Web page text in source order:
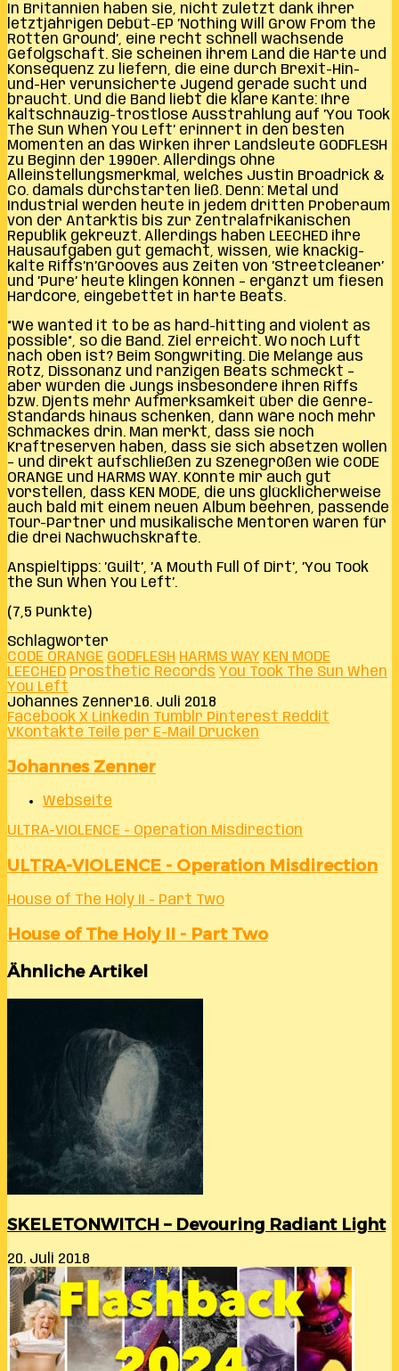
In Britannien haben sie, nicht zuletzt dank ihrer
letztjährigen Debüt-EP ’Nothing Will Grow From the
Rotten Ground’, eine recht schnell wachsende
Gefolgschaft. Sie scheinen ihrem Land die Härte und
Konsequenz zu liefern, die eine durch Brexit-Hin-
und-Her verunsicherte Jugend gerade sucht und
braucht. Und die Band liebt die klare Kante: Ihre
kaltschnäuzig-trostlose Ausstrahlung auf ’You Took
The Sun When You Left’ erinnert in den besten
Momenten an das Wirken ihrer Landsleute GODFLESH
zu Beginn der 1990er. Allerdings ohne
Alleinstellungsmerkmal, welches Justin Broadrick &
Co. damals durchstarten ließ. Denn: Metal und
Industrial werden heute in jedem dritten Proberaum
von der Antarktis bis zur Zentralafrikanischen
Republik gekreuzt. Allerdings haben LEECHED ihre
Hausaufgaben gut gemacht, wissen, wie knackig-
kalte Riffs’n’Grooves aus Zeiten von ’Streetcleaner’
und ’Pure’ heute klingen können – ergänzt um fiesen
Hardcore, eingebettet in harte Beats.
“We wanted it to be as hard-hitting and violent as
possible“, so die Band. Ziel erreicht. Wo noch Luft
nach oben ist? Beim Songwriting. Die Melange aus
Rotz, Dissonanz und ranzigen Beats schmeckt –
aber würden die Jungs insbesondere ihren Riffs
bzw. Djents mehr Aufmerksamkeit über die Genre-
Standards hinaus schenken, dann wäre noch mehr
Schmackes drin. Man merkt, dass sie noch
Kraftreserven haben, dass sie sich absetzen wollen
– und direkt aufschließen zu Szenegrößen wie CODE
ORANGE und HARMS WAY. Könnte mir auch gut
vorstellen, dass KEN MODE, die uns glücklicherweise
auch bald mit einem neuen Album beehren, passende
Tour-Partner und musikalische Mentoren wären für
die drei Nachwuchskräfte.
Anspieltipps: ’Guilt’, ’A Mouth Full Of Dirt’, ’You Took
the Sun When You Left’.
(7,5 Punkte)
Schlagwörter
CODE ORANGE GODFLESH HARMS WAY KEN MODE
LEECHED Prosthetic Records You Took The Sun When
You Left
Johannes Zenner16. Juli 2018
Facebook X LinkedIn Tumblr Pinterest Reddit
VKontakte Teile per E-Mail Drucken
Johannes Zenner
Webseite
ULTRA-VIOLENCE - Operation Misdirection
ULTRA-VIOLENCE - Operation Misdirection
House of The Holy II - Part Two
House of The Holy II - Part Two
Ähnliche Artikel
SKELETONWITCH – Devouring Radiant Light
20. Juli 2018